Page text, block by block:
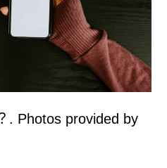
. Photos provided by